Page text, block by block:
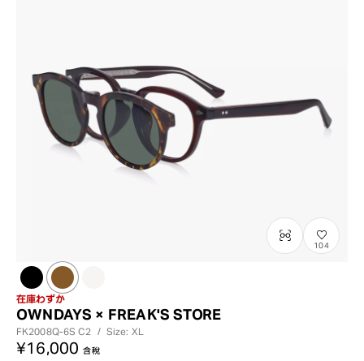
104
在庫わずか
OWNDAYS × FREAK'S STORE
FK2008Q-6SC2 / Size: XL
¥16,000 含稅